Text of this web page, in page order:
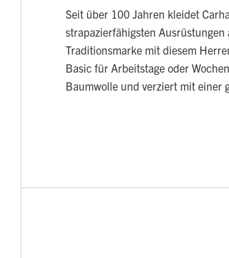
Seit über 100 Jahren kleidet
strapazierfähigsten
Traditionsmarke mit diesem
Basic für Arbeitstage oder
Baumwolle und verziert mit einer